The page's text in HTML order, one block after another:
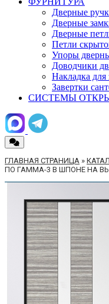
Дверные
Дверные
Дверные
Петли
Упоры
Доводчики
Накладка для
Завертки
СИСТЕМЫ
ГЛАВНАЯ СТРАНИЦА »
ПО ГАММА-3 В ШПОНЕ НА